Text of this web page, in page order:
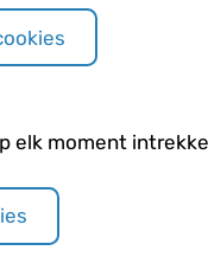
elk moment